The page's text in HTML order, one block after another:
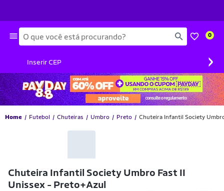
Busca 0
Inserir CEP ›
Home Futebol Chuteiras Umbro Preto Chuteira Infantil Society
Chuteira Infantil Society Umbro Fast II
Unissex - Preto+Azul
-20% OFF